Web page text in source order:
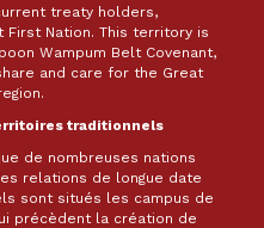
treaty holders,
First Nation. This territory is
Wampum Belt Covenant,
and care for the Great
traditionnels
de nombreuses nations
relations de longue date
sont situés les campus de
précèdent la création de